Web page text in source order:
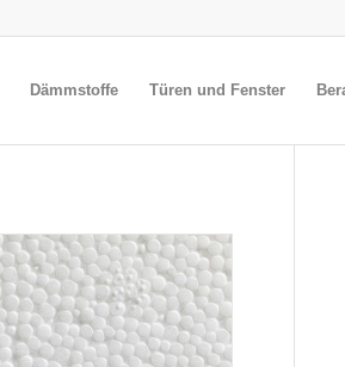
Dämmstoffe Türen und Fenster